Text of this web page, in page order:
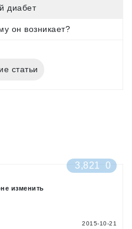
диабет
он возникает?
статьи
3,821
0
изменить
2015-10-21